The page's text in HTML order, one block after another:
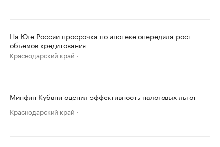
На Юге России просрочка по ипотеке опередила рост
объемов кредитования
Краснодарский край
Минфин Кубани оценил эффективность налоговых льгот
Краснодарский край